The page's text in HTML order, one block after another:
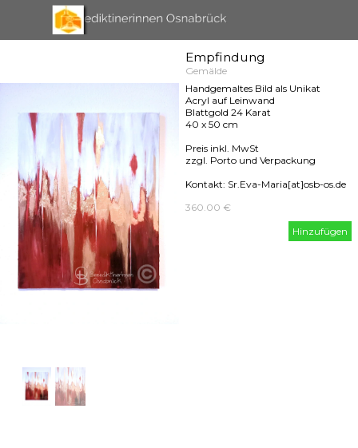
Direkt zum Seiteninhalt
Menü überspringen
Empfindung
Gemälde
Handgemaltes Bild als Unikat
Acryl auf Leinwand
Blattgold 24 Karat
40 x 50 cm
Preis inkl. MwSt
zzgl. Porto und Verpackung
Kontakt: Sr.Eva-Maria[at]osb-os.de
360.00 €
Hinzufügen